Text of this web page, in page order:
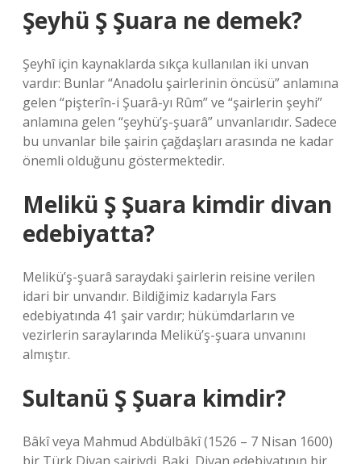
Şeyhü Ş Şuara ne demek?
Şeyhî için kaynaklarda sıkça kullanılan iki unvan
vardır: Bunlar “Anadolu şairlerinin öncüsü” anlamına
gelen “pişterîn-i Şuarâ-yı Rûm” ve “şairlerin şeyhi”
anlamına gelen “şeyhü’ş-şuarâ” unvanlarıdır. Sadece
bu unvanlar bile şairin çağdaşları arasında ne kadar
önemli olduğunu göstermektedir.
Melikü Ş Şuara kimdir divan
edebiyatta?
Melikü’ş-şuarâ saraydaki şairlerin reisine verilen
idari bir unvandır. Bildiğimiz kadarıyla Fars
edebiyatında 41 şair vardır; hükümdarların ve
vezirlerin saraylarında Melikü’ş-şuara unvanını
almıştır.
Sultanü Ş Şuara kimdir?
Bâkî veya Mahmud Abdülbâkî (1526 – 7 Nisan 1600)